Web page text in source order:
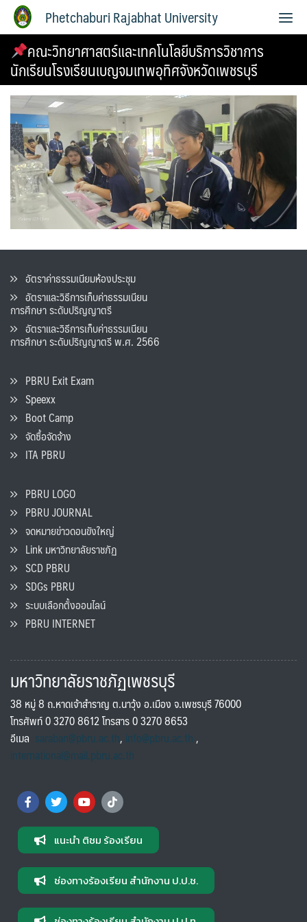
Phetchaburi Rajabhat University
คณะวิทยาศาสตร์และเทคโนโลยีบริการวิชาการ
นักเรียนโรงเรียนเบญจมเทพอุทิศจังหวัดเพชรบุรี
อัตราค่าธรรมเนียมห้องประชุม
อัตราและวิธีการเก็บค่าธรรมเนียน
การศึกษา ระดับปริญญาตรี
อัตราและวิธีการเก็บค่าธรรมเนียน
การศึกษา ระดับปริญญาตรี พ.ศ. 2566
PBRU Exit Exam
Speexx
Boot Camp
จัดซื้อจัดจ้าง
ITA PBRU
PBRU LOGO
PBRU JOURNAL
จดหมายข่าวดอนขังใหญ่
Link มหาวิทยาลัยราชภัฏ
SCD PBRU
SDGs PBRU
ระบบเลือกตั้งออนไลน์
PBRU INTERNET
มหาวิทยาลัยราชภัฏเพชรบุรี
38 หมู่ 8 ถ.หาดเจ้าสำราญ ต.นาวุ้ง อ.เมือง จ.เพชรบุรี 76000
โทรศัพท์ 0 3270 8612 โทรสาร 0 3270 8653
อีเมล saraban@pbru.ac.th, info@pbru.ac.th,
international@mail.pbru.ac.th
แนะนำ ติชม ร้องเรียน
ช่องทางร้องเรียน สำนักงาน ป.ป.ช.